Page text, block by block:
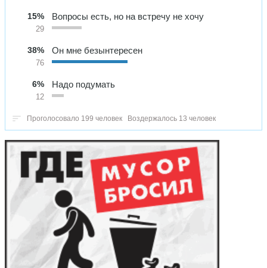
15%
29
Вопросы есть, но на встречу не хочу
38%
76
Он мне безынтересен
6%
12
Надо подумать
Проголосовало 199 человек Воздержалось 13 человек